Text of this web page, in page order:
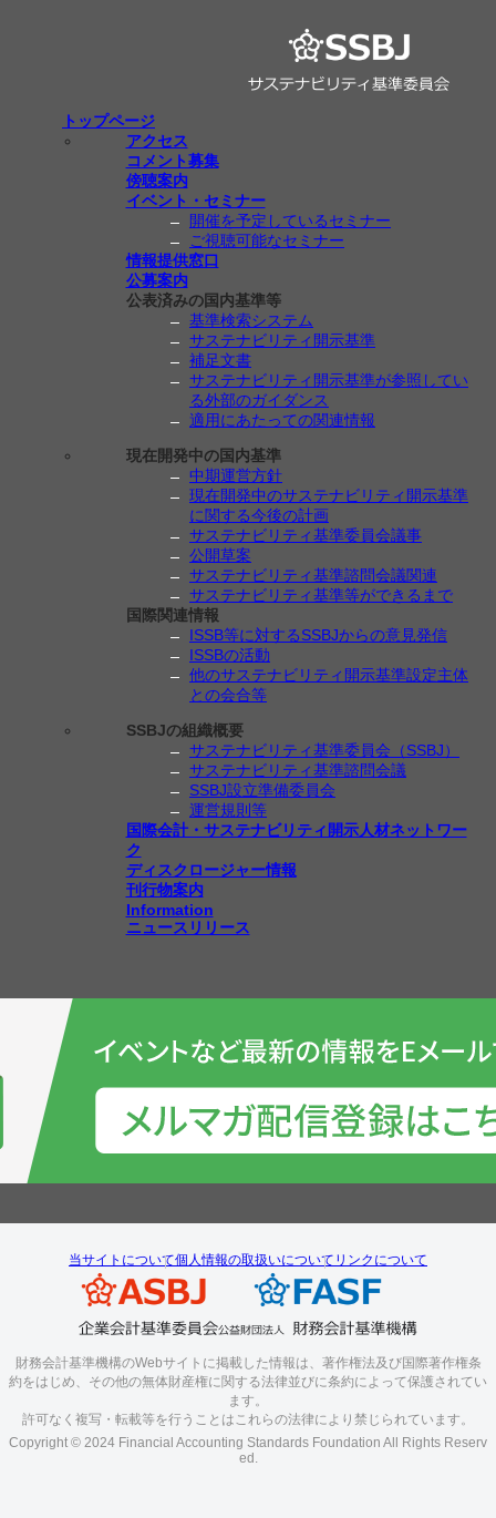
トップページ
アクセス
コメント募集
傍聴案内
イベント・セミナー
開催を予定しているセミナー
ご視聴可能なセミナー
情報提供窓口
公募案内
公表済みの国内基準等
基準検索システム
サステナビリティ開示基準
補足文書
サステナビリティ開示基準が参照してい
る外部のガイダンス
適用にあたっての関連情報
現在開発中の国内基準
中期運営方針
現在開発中のサステナビリティ開示基準
に関する今後の計画
サステナビリティ基準委員会議事
公開草案
サステナビリティ基準諮問会議関連
サステナビリティ基準等ができるまで
国際関連情報
ISSB等に対するSSBJからの意見発信
ISSBの活動
他のサステナビリティ開示基準設定主体
との会合等
SSBJの組織概要
サステナビリティ基準委員会（SSBJ）
サステナビリティ基準諮問会議
SSBJ設立準備委員会
運営規則等
国際会計・サステナビリティ開示人材ネットワー
ク
ディスクロージャー情報
刊行物案内
Information
ニュースリリース
当サイトについて個人情報の取扱いについて リンクについて
財務会計基準機構のWebサイトに掲載した情報は、著作権法及び国際著作権条
約をはじめ、その他の無体財産権に関する法律並びに条約によって保護されてい
ます。
許可なく複写・転載等を行うことはこれらの法律により禁じられています。
Copyright © 2024 Financial Accounting Standards Foundation All Rights Reserv
ed.